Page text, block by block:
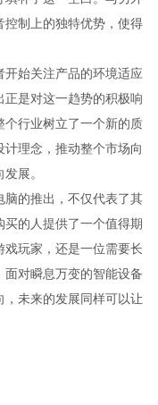
控制上的独特优势，使得
始关注产品的环境适应
是对这一趋势的积极响
个行业树立了一个新的质
理念，推动整个市场向
展。
的推出，不仅代表了其
的人提供了一个值得期
玩家，还是一位需要长
对瞬息万变的智能设备
未来的发展同样可以让